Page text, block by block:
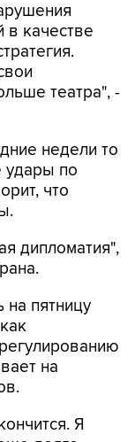
качестве
театра", -
недели то
удары по
что
дипломатия",
пятницу
на
Я